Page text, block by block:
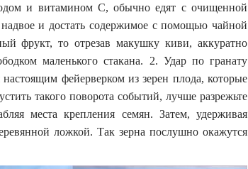
и витамином С, обычно едят с очищенной
и достать содержимое с помощью чайной
фрукт, то отрезав макушку киви, аккуратно
маленького стакана. 2. Удар по гранату
фейерверком из зерен плода, которые
такого поворота событий, лучше разрежьте
места крепления семян. Затем, удерживая
ложкой. Так зерна послушно окажутся